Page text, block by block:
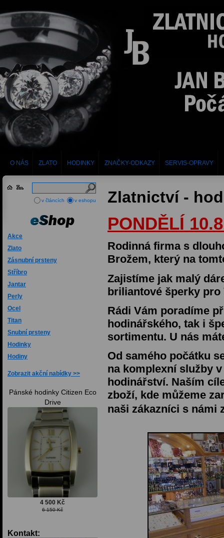
O NÁS ZLATO HODINKY ZNAČKY-ODKAZY SERVIS-OPRAVY
Akce
Zlato
Zásnubní prsteny
Stříbro
Jantar
Perly
Ocel
Titan
Snubní prsteny
Hodinky
Hodiny
Zobrazit akční nabídky
Pánské hodinky Citizen Eco
Drive
4 500 Kč
6 150 Kč
Kontakt:
Zlatnictví -
PONDĚLÍ
Rodinná firma s
Brožem, který na
Zajistíme jak malý
briliantové šperky pro
Rádi Vám poradíme
hodinářského, tak i
sortimentu. U nás
Od samého počátku
na komplexní služby
hodinářství. Naším
zboží, kde můžeme
naši zákazníci s námi
v článcích v eshopu